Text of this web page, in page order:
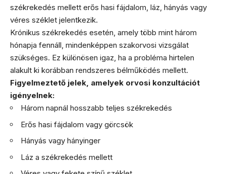
székrekedés mellett erős hasi fájdalom, láz, hányás vagy
véres széklet jelentkezik.
Krónikus székrekedés esetén, amely több mint három
hónapja fennáll, mindenképpen szakorvosi vizsgálat
szükséges. Ez különösen igaz, ha a probléma hirtelen
alakult ki korábban rendszeres bélműködés mellett.
Figyelmeztető jelek, amelyek orvosi konzultációt
igényelnek:
Három napnál hosszabb teljes székrekedés
Erős hasi fájdalom vagy görcsök
Hányás vagy hányinger
Láz a székrekedés mellett